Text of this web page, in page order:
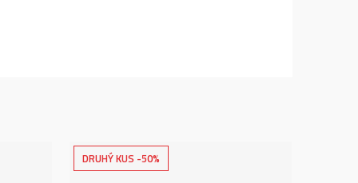
DRUHÝ KUS -50%